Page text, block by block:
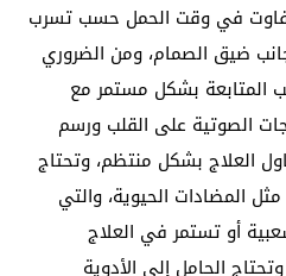
في وقت الحمل حسب تسرب
ضيق الصمام، ومن الضروري
المتابعة بشكل مستمر مع
الصوتية على القلب ورسم
العلاج بشكل منتظم، وتحتاج
المضادات الحيوية، والتي
أو تستمر في العلاج
الحامل إلى الأدوية